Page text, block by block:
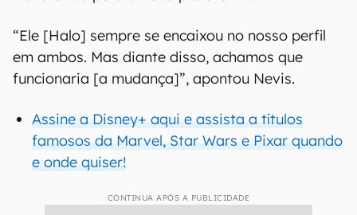
“Ele [Halo] sempre se encaixou no nosso perfil
em ambos. Mas diante disso, achamos que
funcionaria [a mudança]”, apontou Nevis.
Assine a Disney+ aqui e assista a títulos
famosos da Marvel, Star Wars e Pixar quando
e onde quiser!
CONTINUA APÓS A PUBLICIDADE